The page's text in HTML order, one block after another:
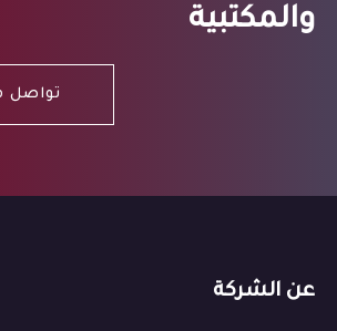
والمكتبية
تواصل
عن الشركة